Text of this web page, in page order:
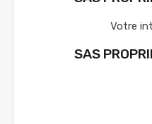
Votre
SAS